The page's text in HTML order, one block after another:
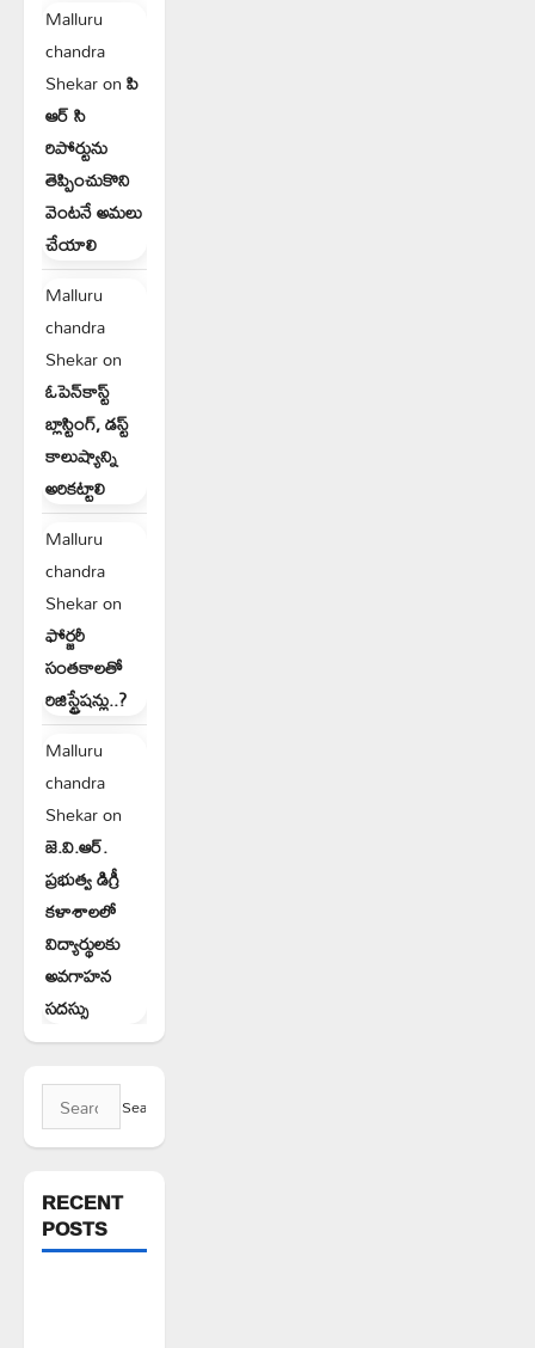
Malluru
chandra
Shekaronపి
ఆర్ సి
రిపోర్టును
తెప్పించుకొని
వెంటనే అమలు
చేయాలి
Malluru
chandra
Shekaron
ఓపెన్‌కాస్ట్
బ్లాస్టింగ్, డస్ట్
కాలుష్యాన్ని
అరికట్టాలి
Malluru
chandra
Shekaron
ఫోర్జరీ
సంతకాలతో
రిజిస్ట్రేషన్లు..?
Malluru
chandra
Shekaron
జె.వి.ఆర్.
ప్రభుత్వ డిగ్రీ
కళాశాలలో
విద్యార్థులకు
అవగాహన
సదస్సు
Search
for:
RECENT
POSTS